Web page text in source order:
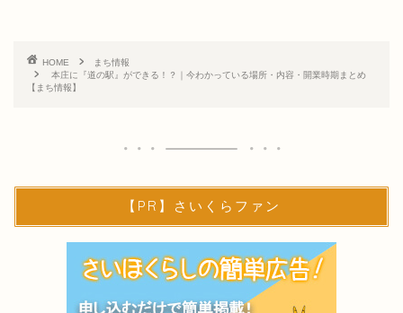
HOME
まち情報
本庄に『道の駅』ができる！？｜今わかっている場所・内容・開業時期まとめ
【まち情報】
【PR】さいくらファン